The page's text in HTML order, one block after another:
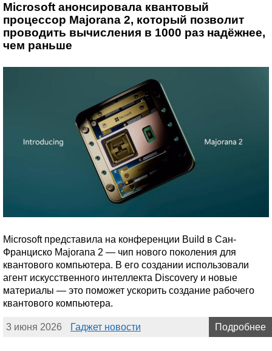
Microsoft анонсировала квантовый
процессор Majorana 2, который позволит
проводить вычисления в 1000 раз надёжнее,
чем раньше
Microsoft представила на конференции Build в Сан-
Франциско Majorana 2 — чип нового поколения для
квантового компьютера. В его создании использовали
агент искусственного интеллекта Discovery и новые
материалы — это поможет ускорить создание рабочего
квантового компьютера.
3 июня 2026 Гаджет новости Подробнее